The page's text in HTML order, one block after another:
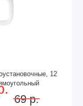
12
40 шт Сибртех
69 р.